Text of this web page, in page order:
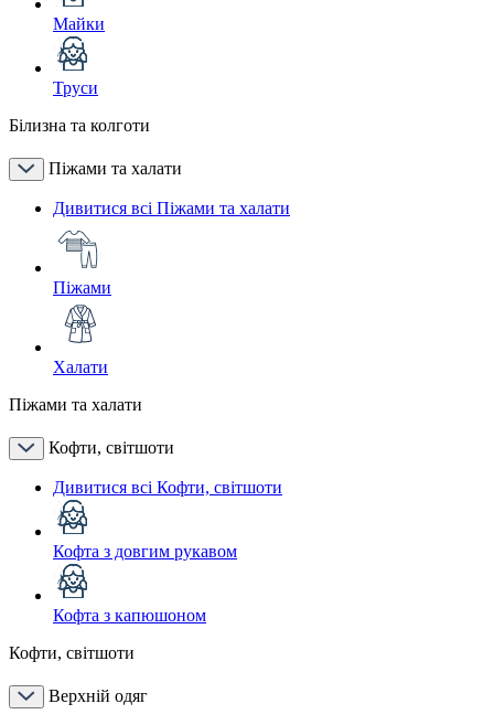
Майки
Труси
Білизна та колготи
Піжами та халати
Дивитися всі Піжами та халати
Піжами
Халати
Піжами та халати
Кофти, світшоти
Дивитися всі Кофти, світшоти
Кофта з довгим рукавом
Кофта з капюшоном
Кофти, світшоти
Верхній одяг